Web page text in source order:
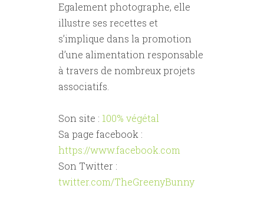
Egalement photographe, elle
illustre ses recettes et
s’implique dans la promotion
d’une alimentation responsable
à travers de nombreux projets
associatifs.
Son site : 100% végétal
Sa page facebook :
https://www.facebook.com
Son Twitter :
twitter.com/TheGreenyBunny